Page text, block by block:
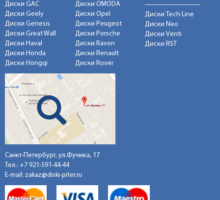
Диски GAC
Диски Geely
Диски Genesis
Диски Great Wall
Диски Haval
Диски Honda
Диски Hongqi
Диски OMODA
Диски Opel
Диски Peugeot
Диски Porsche
Диски Ravon
Диски Renault
Диски Rover
Диски Tech Line
Диски Neo
Диски Venti
Диски RST
Санкт-Петербург, ул.Фучика, 17
Тел.: +7 921-591-44-44
E-mail: zakaz@diski-piter.ru